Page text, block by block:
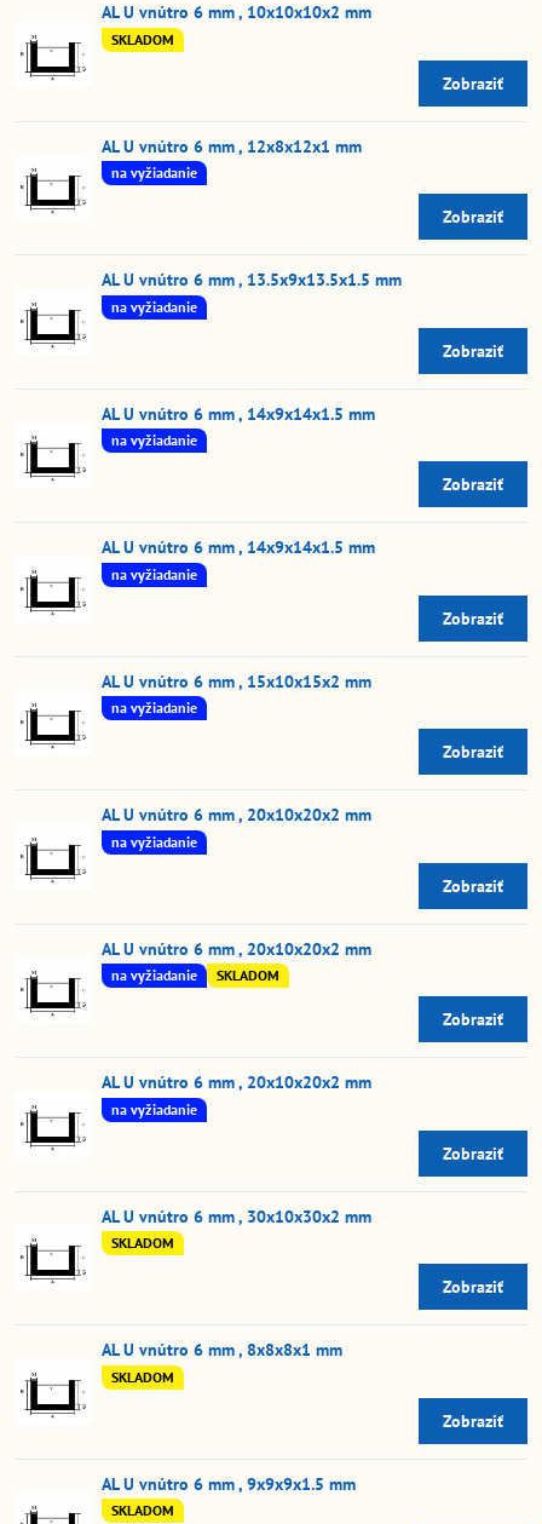
AL U vnútro 6 mm , 10x10x10x2 mm
SKLADOM
Zobraziť
AL U vnútro 6 mm , 12x8x12x1 mm
na vyžiadanie
Zobraziť
AL U vnútro 6 mm , 13.5x9x13.5x1.5 mm
na vyžiadanie
Zobraziť
AL U vnútro 6 mm , 14x9x14x1.5 mm
na vyžiadanie
Zobraziť
AL U vnútro 6 mm , 14x9x14x1.5 mm
na vyžiadanie
Zobraziť
AL U vnútro 6 mm , 15x10x15x2 mm
na vyžiadanie
Zobraziť
AL U vnútro 6 mm , 20x10x20x2 mm
na vyžiadanie
Zobraziť
AL U vnútro 6 mm , 20x10x20x2 mm
na vyžiadanie SKLADOM
Zobraziť
AL U vnútro 6 mm , 20x10x20x2 mm
na vyžiadanie
Zobraziť
AL U vnútro 6 mm , 30x10x30x2 mm
SKLADOM
Zobraziť
AL U vnútro 6 mm , 8x8x8x1 mm
SKLADOM
Zobraziť
AL U vnútro 6 mm , 9x9x9x1.5 mm
SKLADOM